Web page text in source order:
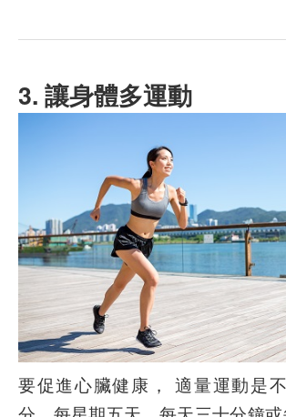
3. 讓身體多運動
要促進心臟健康， 適量運動是